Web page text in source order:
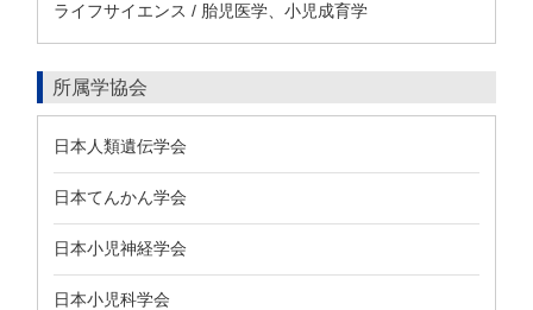
ライフサイエンス / 胎児医学、小児成育学
所属学協会
日本人類遺伝学会
日本てんかん学会
日本小児神経学会
日本小児科学会